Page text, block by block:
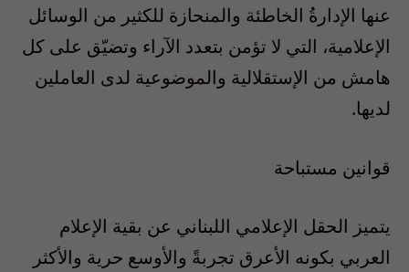
عنها الإدارةُ الخاطئة والمنحازة للكثير من الوسائل
الإعلامية، التي لا تؤمن بتعدد الآراء وتضيّق على كل
هامش من الإستقلالية والموضوعية لدى العاملين
لديها.
قوانين مستباحة
يتميز الحقل الإعلامي اللبناني عن بقية الإعلام
العربي بكونه الأعرق تجربةً والأوسع حرية والأكثر